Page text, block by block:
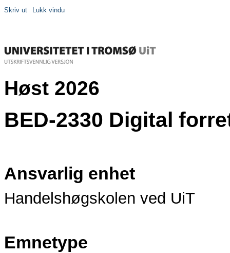
Skriv ut Lukk vindu
Høst 2026
BED-2330 Digital
Ansvarlig enhet
Handelshøgskolen ved UiT
Emnetype